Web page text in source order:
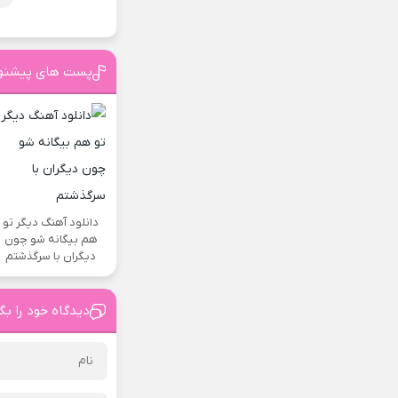
پست های
دانلود آهنگ دیگر تو
هم بیگانه شو چون
دیگران با سرگذشتم
دیدگاه خود را